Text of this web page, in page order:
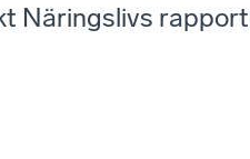
Näringslivs